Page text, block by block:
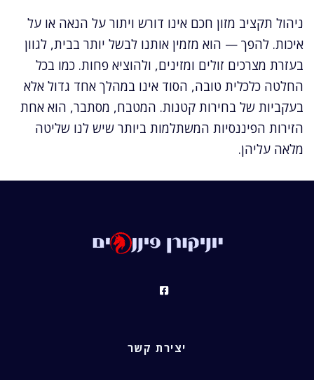
ניהול תקציב מזון חכם אינו דורש ויתור על הנאה או על
איכות. להפך — הוא מזמין אותנו לבשל יותר בבית, לגוון
בעזרת מצרכים זולים ומזינים, ולהוציא פחות. כמו בכל
החלטה כלכלית טובה, הסוד אינו במהלך אחד גדול אלא
בעקביות של בחירות קטנות. המטבח, מסתבר, הוא אחת
הזירות הפיננסיות המשתלמות ביותר שיש לנו שליטה
מלאה עליהן.
יצירת קשר